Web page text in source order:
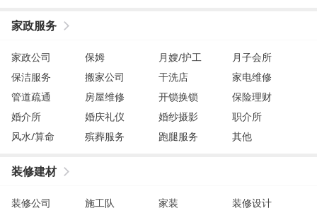
家政服务
家政公司 保姆 月嫂/护工
月子会所
保洁服务
搬家公司 干洗店
家电维修
管道疏通
房屋维修 开锁换锁
保险理财
婚介所
婚庆礼仪 婚纱摄影
职介所
风水/算命
殡葬服务 跑腿服务 其他
装修建材
装修公司 施工队 家装
装修设计